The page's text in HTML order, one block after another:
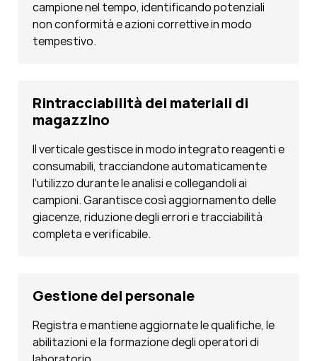
campione nel tempo, identificando potenziali
non conformità e azioni correttive in modo
tempestivo.
Rintracciabilità dei materiali di
magazzino
Il verticale gestisce in modo integrato reagenti e
consumabili, tracciandone automaticamente
l’utilizzo durante le analisi e collegandoli ai
campioni. Garantisce così aggiornamento delle
giacenze, riduzione degli errori e tracciabilità
completa e verificabile.
Gestione del personale
Registra e mantiene aggiornate le qualifiche, le
abilitazioni e la formazione degli operatori di